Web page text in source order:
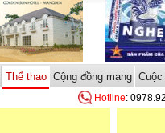
Thể thao Cộng đồng mạng Cuộc
Hotline: